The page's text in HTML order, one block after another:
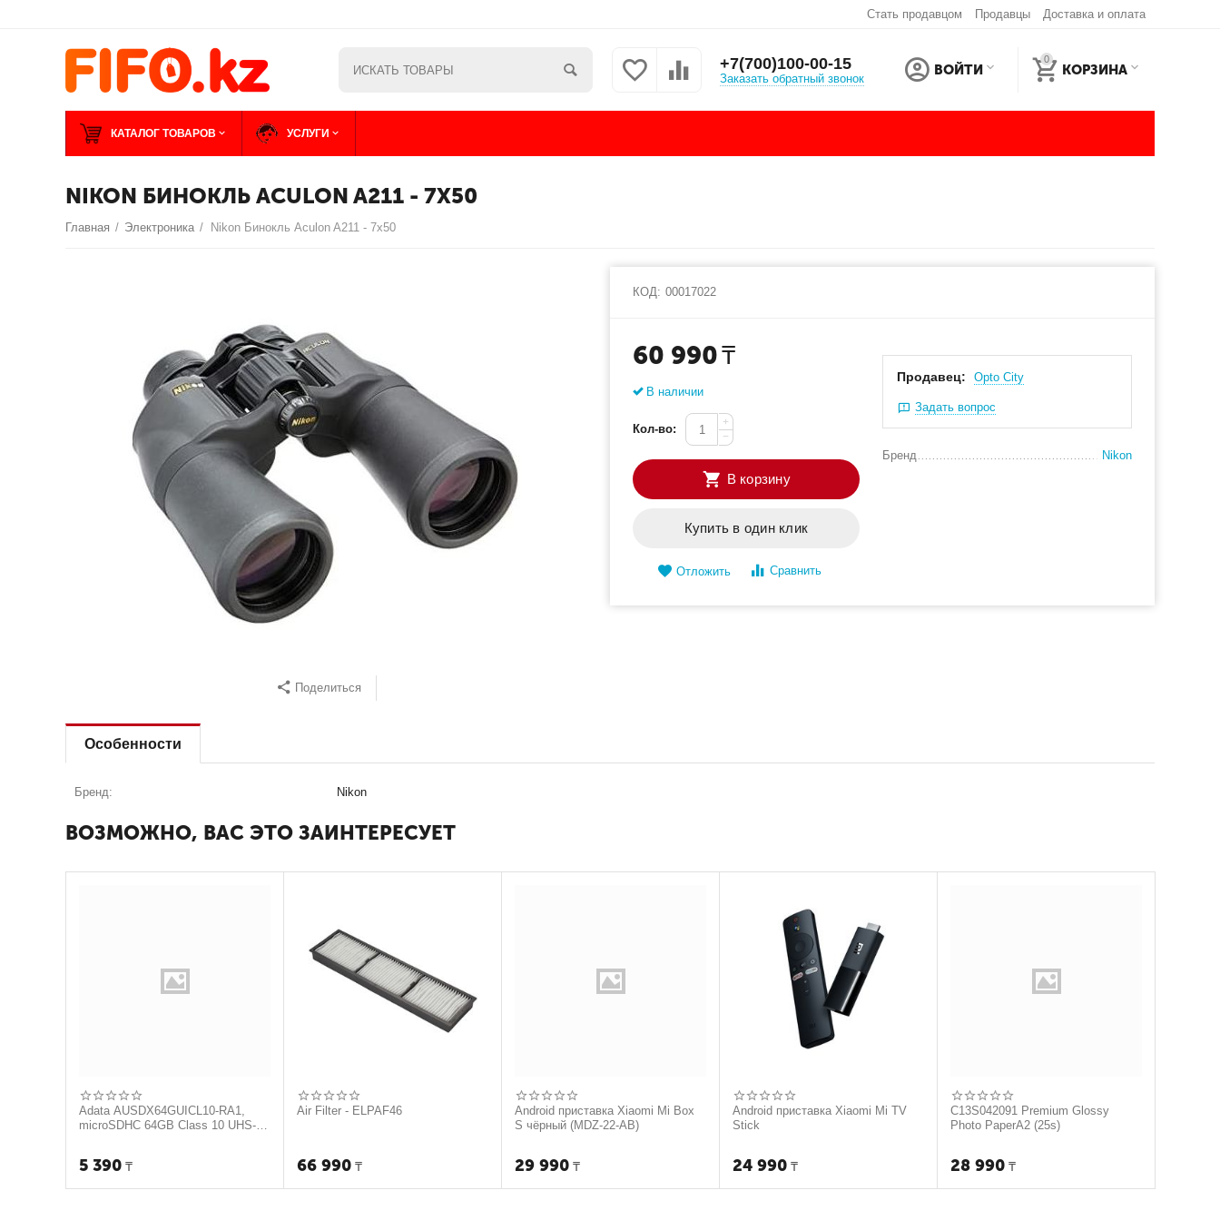
Стать продавцом Продавцы Доставка и оплата
+7(700)100-00-15
Заказать обратный звонок
ВОЙТИ
0
КОРЗИНА
КАТАЛОГ ТОВАРОВ УСЛУГИ
NIKON БИНОКЛЬ ACULON A211 - 7X50
Главная / Электроника / Nikon Бинокль Aculon A211 - 7x50
Поделиться
КОД: 00017022
60 990 ₸
В наличии
Кол-во:
+
−
В корзину
Купить в один клик
Отложить Сравнить
Продавец: Оpto City
Задать вопрос
Бренд Nikon
Особенности
Бренд: Nikon
ВОЗМОЖНО, ВАС ЭТО ЗАИНТЕРЕСУЕТ
Adata AUSDX64GUICL10-RA1,
microSDHC 64GB Class 10 UHS-I
5 390 ₸
Air Filter - ELPAF46
66 990 ₸
Android приставка Xiaomi Mi Box
S чёрный (MDZ-22-AB)
29 990 ₸
Android приставка Xiaomi Mi TV
Stick
24 990 ₸
C13S042091 Premium Glossy
Photo PaperA2 (25s)
28 990 ₸